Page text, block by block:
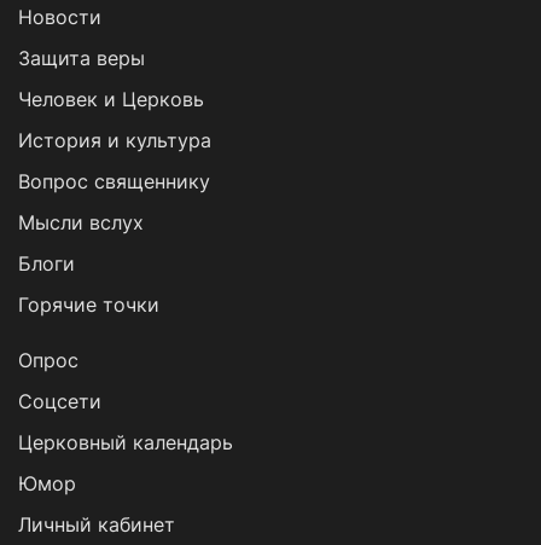
Новости
Защита веры
Человек и Церковь
История и культура
Вопрос священнику
Мысли вслух
Блоги
Горячие точки
Опрос
Cоцсети
Церковный календарь
Юмор
Личный кабинет